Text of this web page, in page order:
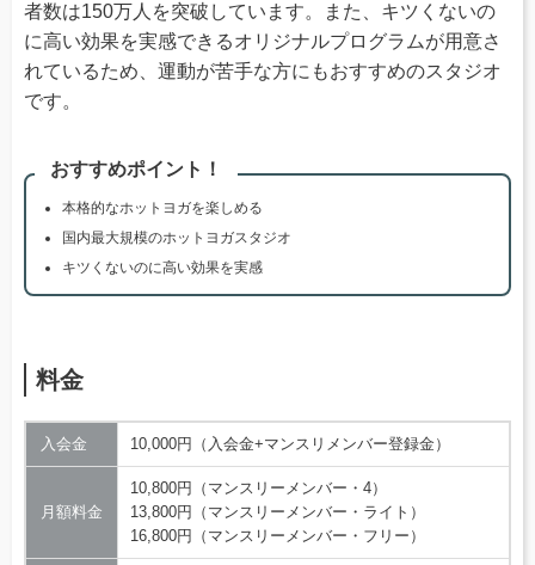
者数は150万人を突破しています。また、キツくないの
に高い効果を実感できるオリジナルプログラムが用意さ
れているため、運動が苦手な方にもおすすめのスタジオ
です。
おすすめポイント！
本格的なホットヨガを楽しめる
国内最大規模のホットヨガスタジオ
キツくないのに高い効果を実感
料金
入会金 10,000円（入会金+マンスリメンバー登録金）
月額料金
10,800円（マンスリーメンバー・4）
13,800円（マンスリーメンバー・ライト）
16,800円（マンスリーメンバー・フリー）